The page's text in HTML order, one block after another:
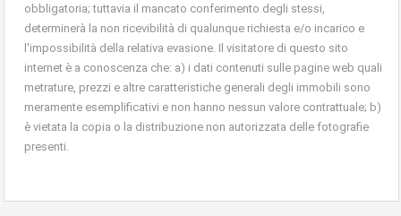
obbligatoria; tuttavia il mancato conferimento degli stessi,
determinerà la non ricevibilità di qualunque richiesta e/o incarico e
l'impossibilità della relativa evasione. Il visitatore di questo sito
internet è a conoscenza che: a) i dati contenuti sulle pagine web quali
metrature, prezzi e altre caratteristiche generali degli immobili sono
meramente esemplificativi e non hanno nessun valore contrattuale; b)
è vietata la copia o la distribuzione non autorizzata delle fotografie
presenti.